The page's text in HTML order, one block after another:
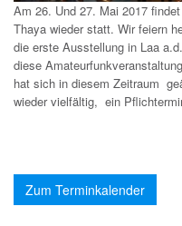
Am 26. Und 27. Mai 2017
Thaya wieder statt. Wir feiern
die erste Ausstellung in Laa
diese
hat sich in diesem Zeitraum
wieder vielfältig, ein
Zum Terminkalender